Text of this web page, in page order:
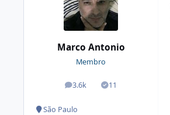
Marco Antonio
Membro
3.6k
posts 11
Soluções
São Paulo